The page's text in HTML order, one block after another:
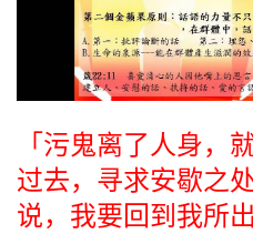
「污鬼离了人身，
过去，寻求安歇之
说，我要回到我所